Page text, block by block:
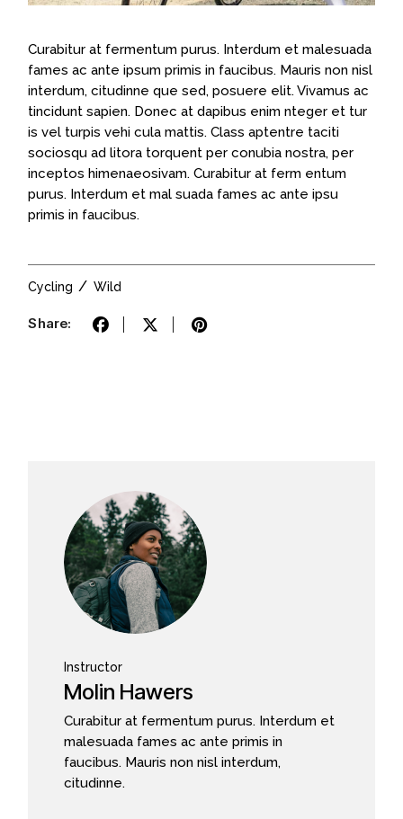
Curabitur at fermentum purus. Interdum et malesuada
fames ac ante ipsum primis in faucibus. Mauris non nisl
interdum, citudinne que sed, posuere elit. Vivamus ac
tincidunt sapien. Donec at dapibus enim nteger et tur
is vel turpis vehi cula mattis. Class aptentre taciti
sociosqu ad litora torquent per conubia nostra, per
inceptos himenaeosivam. Curabitur at ferm entum
purus. Interdum et mal suada fames ac ante ipsu
primis in faucibus.
Cycling Wild
Share:
Instructor
Molin Hawers
Curabitur at fermentum purus. Interdum et
malesuada fames ac ante primis in
faucibus. Mauris non nisl interdum,
citudinne.